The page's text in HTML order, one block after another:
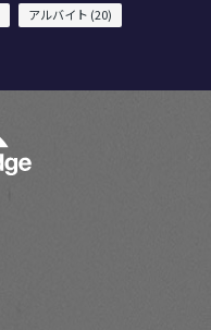
アルバイト (20)